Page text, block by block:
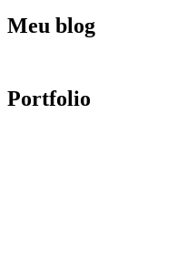
Meu blog
Portfolio